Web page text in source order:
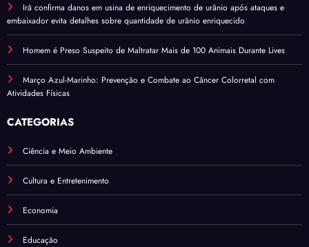
Irã confirma danos em usina de enriquecimento de urânio após ataques e
embaixador evita detalhes sobre quantidade de urânio enriquecido
Homem é Preso Suspeito de Maltratar Mais de 100 Animais Durante Lives
Março Azul-Marinho: Prevenção e Combate ao Câncer Colorretal com
Atividades Físicas
CATEGORIAS
Ciência e Meio Ambiente
Cultura e Entretenimento
Economia
Educação